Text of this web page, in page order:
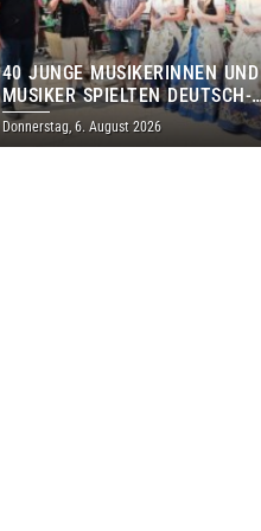
40 JUNGE MUSIKERINNEN UND
MUSIKER SPIELTEN DEUTSCH-
BRASILIANISCHES
THOLEY
Donnerstag, 6. August 2026